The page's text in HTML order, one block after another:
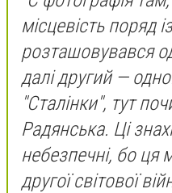
місцевість поряд
розташовувався
далі другий —
"Сталінки", тут
Радянська. Ці
небезпечні, бо ця
другої світової